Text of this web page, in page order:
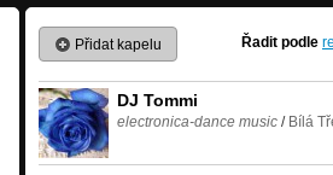
Přidat kapelu Řadit podle
DJ Tommi
electronica-dance music / Bílá